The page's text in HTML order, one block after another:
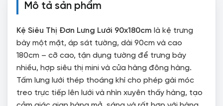
Mô tả sản phẩm
Kệ Siêu Thị Đơn Lưng Lưới 90x180cm là kệ trưng
bày một mặt, áp sát tường, dài 90cm và cao
180cm – cỡ cao, tận dụng tường để trưng bày
nhiều, hợp siêu thị mini và cửa hàng đông hàng.
Tấm lưng lưới thép thoáng khí cho phép gài móc
treo trực tiếp lên lưới và nhìn xuyên thấy hàng, tạo